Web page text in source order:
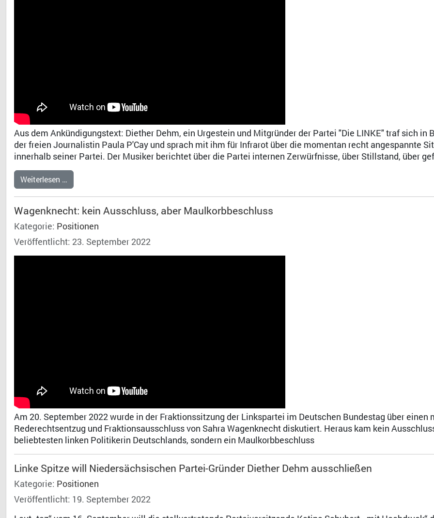
Aus dem Ankündigungstext: Diether Dehm, ein Urgestein und Mitgründer der Partei "Die LINKE" traf sich in
der freien Journalistin Paula P'Cay und sprach mit ihm für Infrarot über die momentan recht angespannte
innerhalb seiner Partei. Der Musiker berichtet über die Partei internen Zerwürfnisse, über Stillstand, über
Weiterlesen …
Wagenknecht: kein Ausschluss, aber Maulkorbbeschluss
Kategorie: Positionen
Veröffentlicht: 23. September 2022
Am 20. September 2022 wurde in der Fraktionssitzung der Linkspartei im Deutschen Bundestag über einen
Rederechtsentzug und Fraktionsausschluss von Sahra Wagenknecht diskutiert. Heraus kam kein
beliebtesten linken Politikerin Deutschlands, sondern ein Maulkorbbeschluss
Linke Spitze will Niedersächsischen Partei-Gründer Diether Dehm ausschließen
Kategorie: Positionen
Veröffentlicht: 19. September 2022